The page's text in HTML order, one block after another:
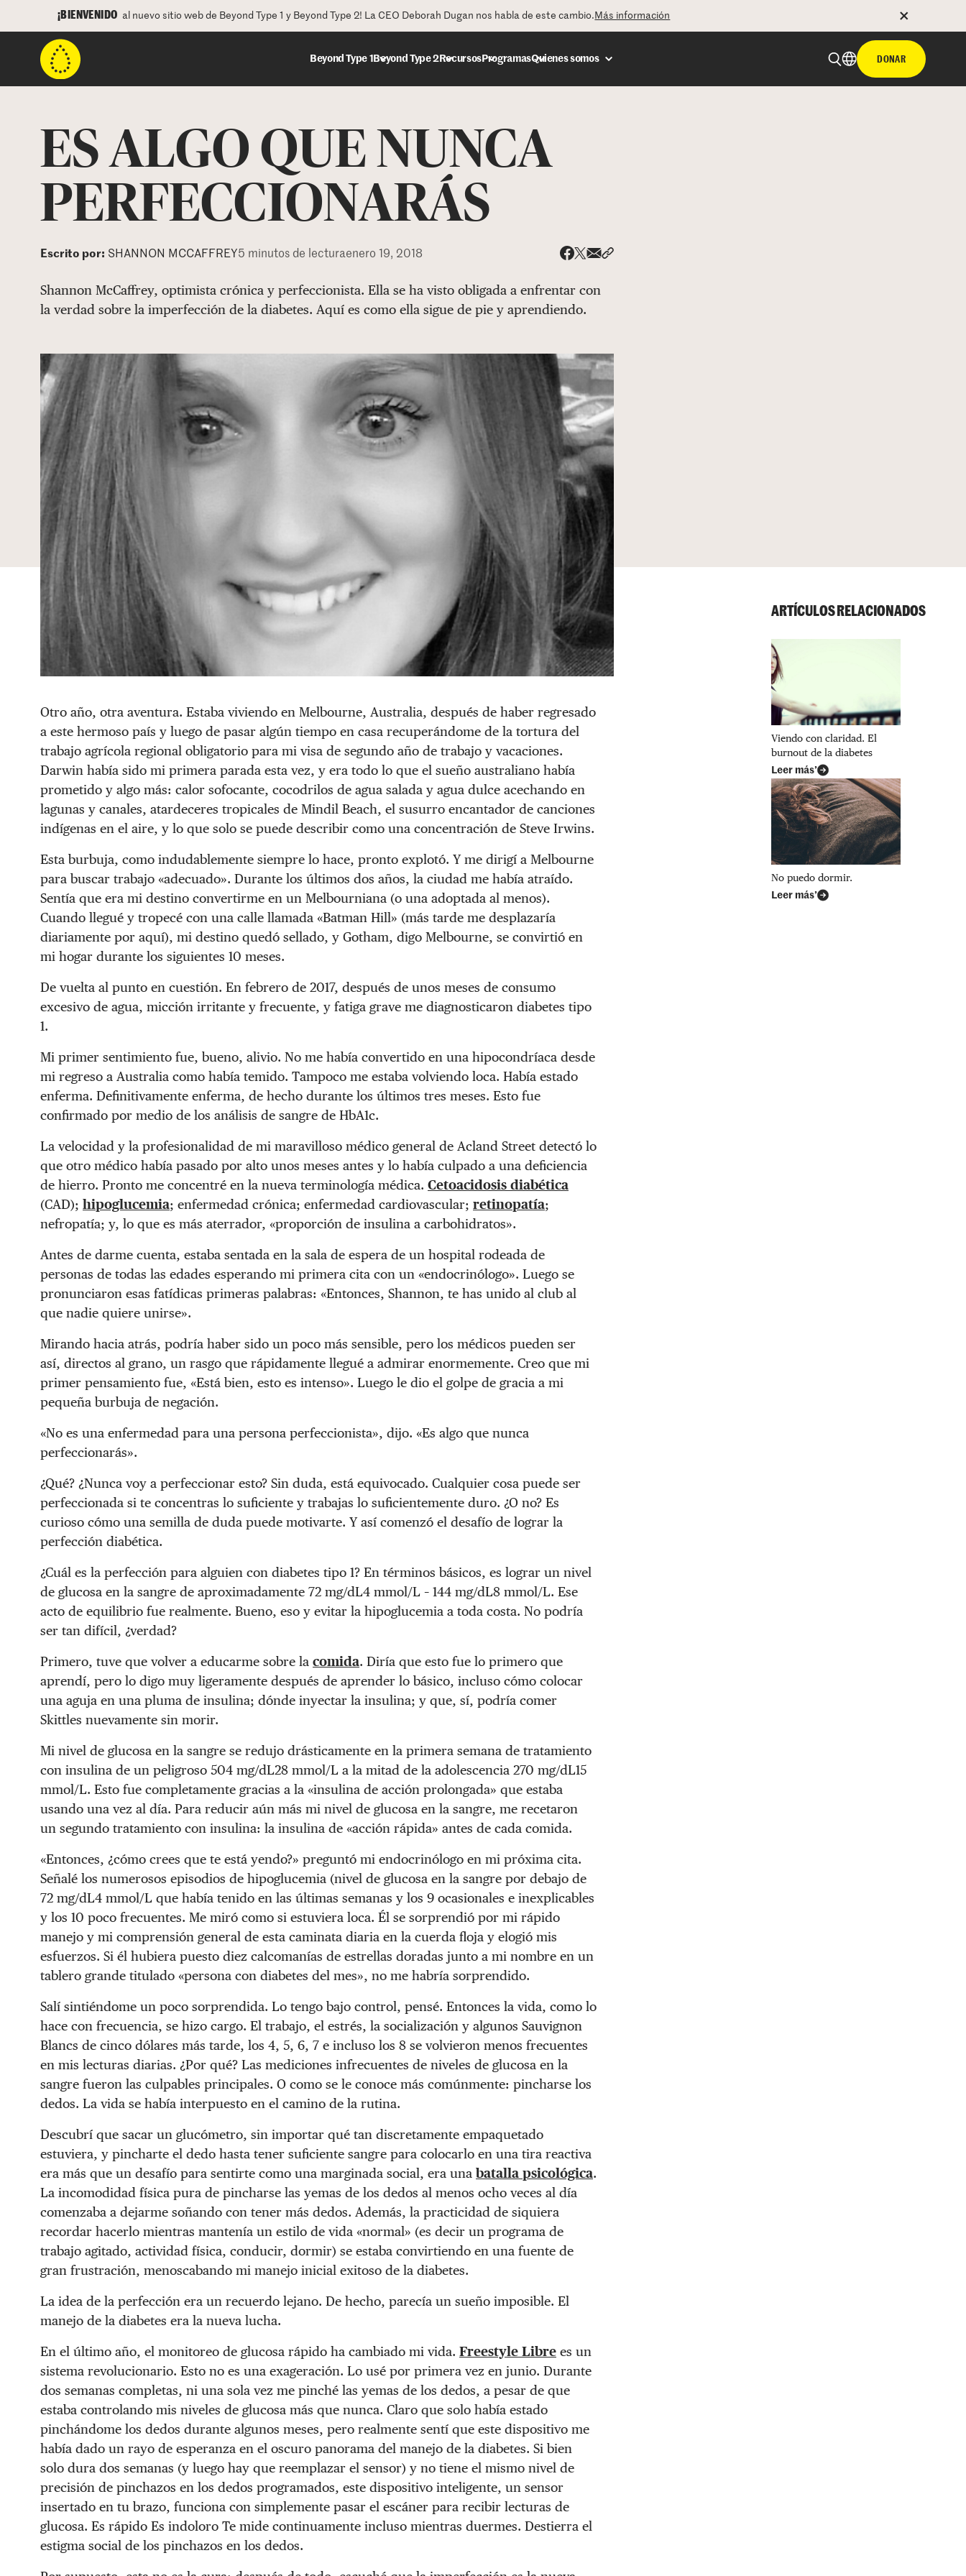
¡BIENVENIDO al nuevo sitio web de Beyond Type 1 y Beyond Type 2! La CEO Deborah Dugan nos habla de este cambio. Más información
Beyond Type 1 Beyond Type 2Recursos ProgramasQuienes somos DONAR
ES ALGO QUE NUNCA
PERFECCIONARÁS
Escrito por: SHANNON MCCAFFREY5 minutos de lecturaenero 19, 2018
Shannon McCaffrey, optimista crónica y perfeccionista. Ella se ha visto obligada a enfrentar con
la verdad sobre la imperfección de la diabetes. Aquí es como ella sigue de pie y aprendiendo.
Otro año, otra aventura. Estaba viviendo en Melbourne, Australia, después de haber regresado
a este hermoso país y luego de pasar algún tiempo en casa recuperándome de la tortura del
trabajo agrícola regional obligatorio para mi visa de segundo año de trabajo y vacaciones.
Darwin había sido mi primera parada esta vez, y era todo lo que el sueño australiano había
prometido y algo más: calor sofocante, cocodrilos de agua salada y agua dulce acechando en
lagunas y canales, atardeceres tropicales de Mindil Beach, el susurro encantador de canciones
indígenas en el aire, y lo que solo se puede describir como una concentración de Steve Irwins.
Esta burbuja, como indudablemente siempre lo hace, pronto explotó. Y me dirigí a Melbourne
para buscar trabajo «adecuado». Durante los últimos dos años, la ciudad me había atraído.
Sentía que era mi destino convertirme en un Melbourniana (o una adoptada al menos).
Cuando llegué y tropecé con una calle llamada «Batman Hill» (más tarde me desplazaría
diariamente por aquí), mi destino quedó sellado, y Gotham, digo Melbourne, se convirtió en
mi hogar durante los siguientes 10 meses.
De vuelta al punto en cuestión. En febrero de 2017, después de unos meses de consumo
excesivo de agua, micción irritante y frecuente, y fatiga grave me diagnosticaron diabetes tipo
1.
Mi primer sentimiento fue, bueno, alivio. No me había convertido en una hipocondríaca desde
mi regreso a Australia como había temido. Tampoco me estaba volviendo loca. Había estado
enferma. Definitivamente enferma, de hecho durante los últimos tres meses. Esto fue
confirmado por medio de los análisis de sangre de HbA1c.
La velocidad y la profesionalidad de mi maravilloso médico general de Acland Street detectó lo
que otro médico había pasado por alto unos meses antes y lo había culpado a una deficiencia
de hierro. Pronto me concentré en la nueva terminología médica. Cetoacidosis diabética
(CAD); hipoglucemia; enfermedad crónica; enfermedad cardiovascular; retinopatía;
nefropatía; y, lo que es más aterrador, «proporción de insulina a carbohidratos».
Antes de darme cuenta, estaba sentada en la sala de espera de un hospital rodeada de
personas de todas las edades esperando mi primera cita con un «endocrinólogo». Luego se
pronunciaron esas fatídicas primeras palabras: «Entonces, Shannon, te has unido al club al
que nadie quiere unirse».
Mirando hacia atrás, podría haber sido un poco más sensible, pero los médicos pueden ser
así, directos al grano, un rasgo que rápidamente llegué a admirar enormemente. Creo que mi
primer pensamiento fue, «Está bien, esto es intenso». Luego le dio el golpe de gracia a mi
pequeña burbuja de negación.
«No es una enfermedad para una persona perfeccionista», dijo. «Es algo que nunca
perfeccionarás».
¿Qué? ¿Nunca voy a perfeccionar esto? Sin duda, está equivocado. Cualquier cosa puede ser
perfeccionada si te concentras lo suficiente y trabajas lo suficientemente duro. ¿O no? Es
curioso cómo una semilla de duda puede motivarte. Y así comenzó el desafío de lograr la
perfección diabética.
¿Cuál es la perfección para alguien con diabetes tipo 1? En términos básicos, es lograr un nivel
de glucosa en la sangre de aproximadamente 72 mg/dL4 mmol/L – 144 mg/dL8 mmol/L. Ese
acto de equilibrio fue realmente. Bueno, eso y evitar la hipoglucemia a toda costa. No podría
ser tan difícil, ¿verdad?
Primero, tuve que volver a educarme sobre la comida. Diría que esto fue lo primero que
aprendí, pero lo digo muy ligeramente después de aprender lo básico, incluso cómo colocar
una aguja en una pluma de insulina; dónde inyectar la insulina; y que, sí, podría comer
Skittles nuevamente sin morir.
Mi nivel de glucosa en la sangre se redujo drásticamente en la primera semana de tratamiento
con insulina de un peligroso 504 mg/dL28 mmol/L a la mitad de la adolescencia 270 mg/dL15
mmol/L. Esto fue completamente gracias a la «insulina de acción prolongada» que estaba
usando una vez al día. Para reducir aún más mi nivel de glucosa en la sangre, me recetaron
un segundo tratamiento con insulina: la insulina de «acción rápida» antes de cada comida.
«Entonces, ¿cómo crees que te está yendo?» preguntó mi endocrinólogo en mi próxima cita.
Señalé los numerosos episodios de hipoglucemia (nivel de glucosa en la sangre por debajo de
72 mg/dL4 mmol/L que había tenido en las últimas semanas y los 9 ocasionales e inexplicables
y los 10 poco frecuentes. Me miró como si estuviera loca. Él se sorprendió por mi rápido
manejo y mi comprensión general de esta caminata diaria en la cuerda floja y elogió mis
esfuerzos. Si él hubiera puesto diez calcomanías de estrellas doradas junto a mi nombre en un
tablero grande titulado «persona con diabetes del mes», no me habría sorprendido.
Salí sintiéndome un poco sorprendida. Lo tengo bajo control, pensé. Entonces la vida, como lo
hace con frecuencia, se hizo cargo. El trabajo, el estrés, la socialización y algunos Sauvignon
Blancs de cinco dólares más tarde, los 4, 5, 6, 7 e incluso los 8 se volvieron menos frecuentes
en mis lecturas diarias. ¿Por qué? Las mediciones infrecuentes de niveles de glucosa en la
sangre fueron las culpables principales. O como se le conoce más comúnmente: pincharse los
dedos. La vida se había interpuesto en el camino de la rutina.
Descubrí que sacar un glucómetro, sin importar qué tan discretamente empaquetado
estuviera, y pincharte el dedo hasta tener suficiente sangre para colocarlo en una tira reactiva
era más que un desafío para sentirte como una marginada social, era una batalla psicológica.
La incomodidad física pura de pincharse las yemas de los dedos al menos ocho veces al día
comenzaba a dejarme soñando con tener más dedos. Además, la practicidad de siquiera
recordar hacerlo mientras mantenía un estilo de vida «normal» (es decir un programa de
trabajo agitado, actividad física, conducir, dormir) se estaba convirtiendo en una fuente de
gran frustración, menoscabando mi manejo inicial exitoso de la diabetes.
La idea de la perfección era un recuerdo lejano. De hecho, parecía un sueño imposible. El
manejo de la diabetes era la nueva lucha.
En el último año, el monitoreo de glucosa rápido ha cambiado mi vida. Freestyle Libre es un
sistema revolucionario. Esto no es una exageración. Lo usé por primera vez en junio. Durante
dos semanas completas, ni una sola vez me pinché las yemas de los dedos, a pesar de que
estaba controlando mis niveles de glucosa más que nunca. Claro que solo había estado
pinchándome los dedos durante algunos meses, pero realmente sentí que este dispositivo me
había dado un rayo de esperanza en el oscuro panorama del manejo de la diabetes. Si bien
solo dura dos semanas (y luego hay que reemplazar el sensor) y no tiene el mismo nivel de
precisión de pinchazos en los dedos programados, este dispositivo inteligente, un sensor
insertado en tu brazo, funciona con simplemente pasar el escáner para recibir lecturas de
glucosa. Es rápido Es indoloro Te mide continuamente incluso mientras duermes. Destierra el
estigma social de los pinchazos en los dedos.
ARTÍCULOS RELACIONADOS
Viendo con claridad. El
burnout de la diabetes
Leer más’
No puedo dormir.
Leer más’